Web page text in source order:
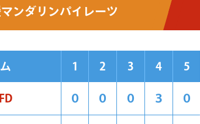
ンダリンパイレーツ
1 2 3 4 5
０ ０ ０ ３ ０